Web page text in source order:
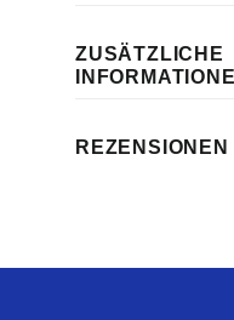
ZUSÄTZLICHE
REZENSIONEN